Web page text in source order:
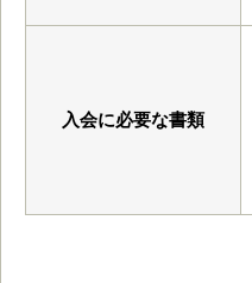
入会に必要な書類